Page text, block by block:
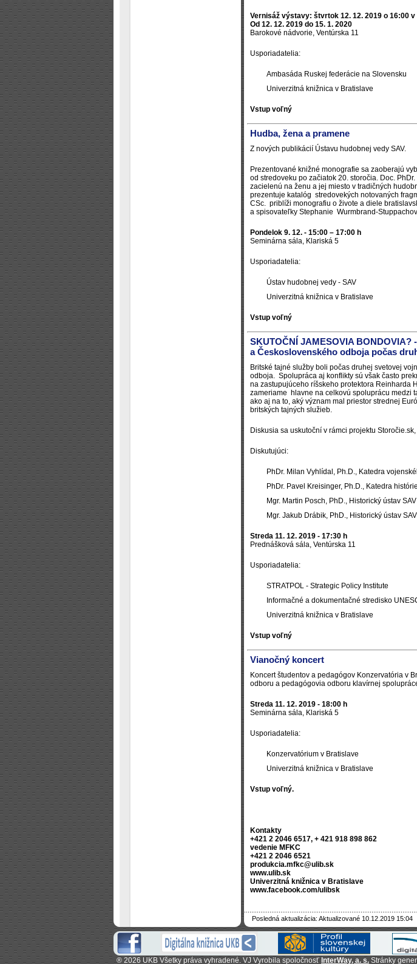
Vernisáž výstavy: štvrtok 12. 12. 2019 o 16:00
Od 12. 12. 2019 do 15. 1. 2020
Barokové nádvorie, Ventúrska 11
Usporiadatelia:
Ambasáda Ruskej federácie na Slovensku
Univerzitná knižnica v Bratislave
Vstup voľný
Hudba, žena a pramene
Z nových publikácií Ústavu hudobnej vedy SAV.
Prezentované knižné monografie sa zaoberajú
od stredoveku po začiatok 20. storočia. Doc.
zacielenú na ženu a jej miesto v tradičných
prezentuje katalóg stredovekých notovaných
CSc. priblíži monografiu o živote a diele
a spisovateľky Stephanie Wurmbrand-
Pondelok 9. 12. - 15:00 – 17:00 h
Seminárna sála, Klariská 5
Usporiadatelia:
Ústav hudobnej vedy - SAV
Univerzitná knižnica v Bratislave
Vstup voľný
SKUTOČNÍ JAMESOVIA BONDOVIA?
a Československého odboja počas
Britské tajné služby boli počas druhej svetovej
odboja. Spolupráca aj konflikty sú však často
na zastupujúceho ríšskeho protektora Reinharda
zameriame hlavne na celkovú spoluprácu medzi
ako aj na to, aký význam mal priestor strednej
britských tajných služieb.
Diskusia sa uskutoční v rámci projektu
Diskutujúci:
PhDr. Milan Vyhlídal, Ph.D., Katedra
PhDr. Pavel Kreisinger, Ph.D., Katedra
Mgr. Martin Posch, PhD., Historický ústav SAV
Mgr. Jakub Drábik, PhD., Historický ústav
Streda 11. 12. 2019 - 17:30 h
Prednášková sála, Ventúrska 11
Usporiadatelia:
STRATPOL - Strategic Policy Institute
Informačné a dokumentačné stredisko
Univerzitná knižnica v Bratislave
Vstup voľný
Vianočný koncert
Koncert študentov a pedagógov Konzervatória v
odboru a pedagógovia odboru klavírnej
Streda 11. 12. 2019 - 18:00 h
Seminárna sála, Klariská 5
Usporiadatelia:
Konzervatórium v Bratislave
Univerzitná knižnica v Bratislave
Vstup voľný.
Kontakty
+421 2 2046 6517, + 421 918 898 862
vedenie MFKC
+421 2 2046 6521
produkcia.mfkc@ulib.sk
www.ulib.sk
Univerzitná knižnica v Bratislave
www.facebook.com/ulibsk
Posledná aktualizácia: Aktualizované 10.12.2019 15:04
® 2026 UKB Všetky práva vyhradené. VJ Vyrobila spoločnosť InterWay, a. s. Stránky